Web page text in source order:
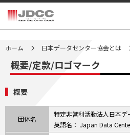
ホーム > 日本データセンター協会とは
概要/定款/ロゴマーク
概要
団体名
特定非営利活動法人日本デ
英語名： Japan Data